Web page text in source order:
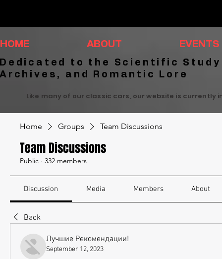
HOME ABOUT EVENTS
Dedicated to the Scientific
Archives, and Romantic Lore
Like many of our classic cars, our website is
Home Groups Team Discussions
Team Discussions
Public · 332 members
Discussion Media Members About
Back
Лучшие Рекомендации!
September 12, 2023